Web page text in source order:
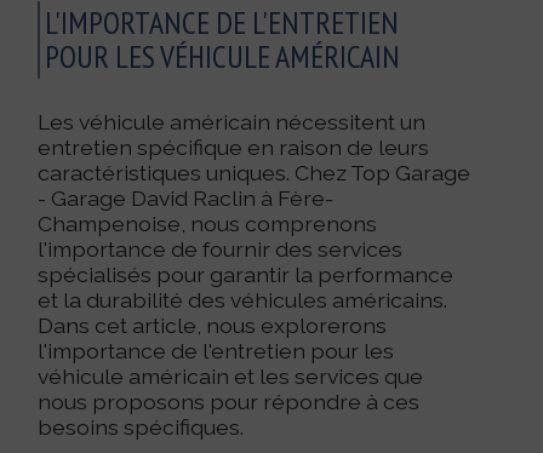
L'IMPORTANCE DE L'ENTRETIEN
POUR LES VÉHICULE AMÉRICAIN
Les véhicule américain nécessitent un
entretien spécifique en raison de leurs
caractéristiques uniques. Chez Top Garage
- Garage David Raclin à Fère-
Champenoise, nous comprenons
l'importance de fournir des services
spécialisés pour garantir la performance
et la durabilité des véhicules américains.
Dans cet article, nous explorerons
l'importance de l'entretien pour les
véhicule américain et les services que
nous proposons pour répondre à ces
besoins spécifiques.